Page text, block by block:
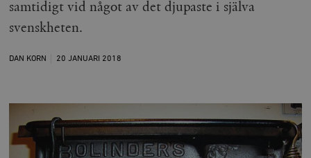
samtidigt vid något av det djupaste i själva
svenskheten.
DAN KORN 20 JANUARI 2018